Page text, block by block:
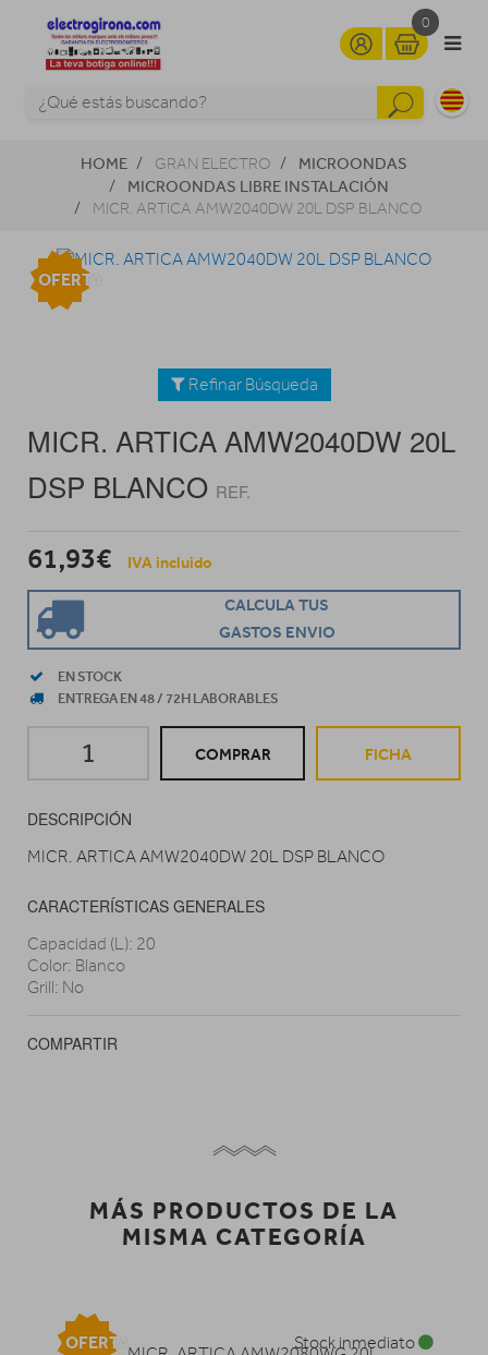
0
HOME GRAN ELECTRO
MICROONDAS
MICROONDAS LIBRE INSTALACIÓN
MICR. ARTICA AMW2040DW 20L DSP BLANCO
OFERTA
Refinar Búsqueda
MICR. ARTICA AMW2040DW 20L
DSP BLANCO REF.
61,93€ IVA incluido
CALCULA TUS
GASTOS ENVIO
EN STOCK
ENTREGA EN 48 / 72H LABORABLES
COMPRAR FICHA
DESCRIPCIÓN
MICR. ARTICA AMW2040DW 20L DSP BLANCO
CARACTERÍSTICAS GENERALES
Capacidad (L): 20
Color: Blanco
Grill: No
COMPARTIR
MÁS PRODUCTOS DE LA
MISMA CATEGORÍA
Stock inmediato
OFERTA